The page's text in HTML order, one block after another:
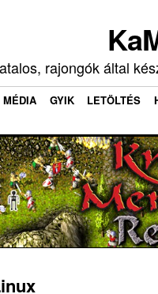
rajongók által
MÉDIA GYIK LETÖLTÉS